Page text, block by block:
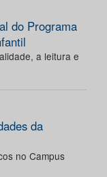
do Programa
a leitura e
da
no Campus